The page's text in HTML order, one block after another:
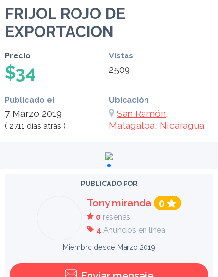
FRIJOL ROJO DE
EXPORTACION
Precio
$34
Vistas
2509
Publicado el
7 Marzo 2019
( 2711 días atrás )
Ubicación
San Ramón,
Matagalpa, Nicaragua
PUBLICADO POR
Tony miranda 0
0 reseñas
4 Anuncios en línea
Miembro desde Marzo 2019